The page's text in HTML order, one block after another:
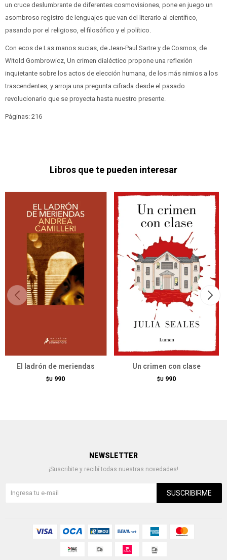
un cruce deslumbrante de diferentes cosmovisiones, pone en juego un
asombroso registro de lenguajes que van del literario al científico,
pasando por el religioso, el filosófico y el político.
Con ecos de Las manos sucias, de Jean-Paul Sartre y de Cosmos, de
Witold Gombrowicz, Un crimen dialéctico propone una reflexión
inquietante sobre los actos de elección humana, de los más nimios a los
trascendentes, y arroja una pregunta cifrada desde el pasado
revolucionario que se proyecta hasta nuestro presente.
Páginas: 216
Libros que te pueden interesar
El ladrón de meriendas
$U 990
Un crimen con clase
$U 990
NEWSLETTER
¡Suscribite y recibí todas nuestras novedades!
SUSCRIBIRME